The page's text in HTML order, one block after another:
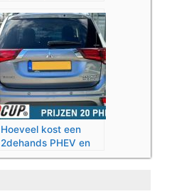
Hoeveel kost een
2dehands PHEV en
welke modellen zijn